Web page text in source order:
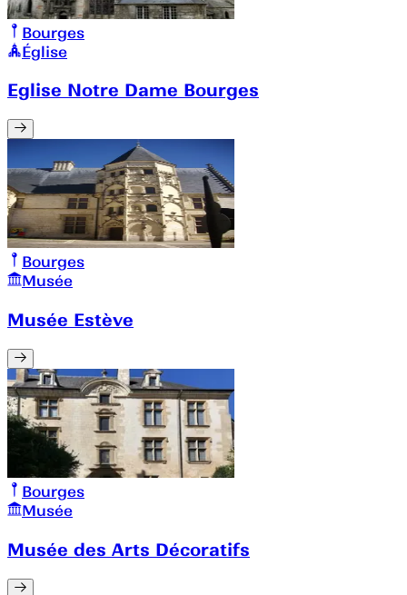
Bourges
Église
Eglise Notre Dame Bourges
Bourges
Musée
Musée Estève
Bourges
Musée
Musée des Arts Décoratifs